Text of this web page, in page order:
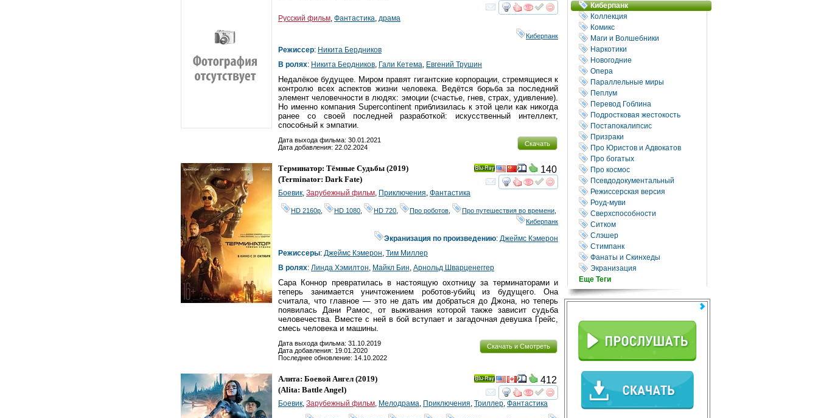
Киберпанк
Коллекция
Комикс
Маги и Волшебники
Наркотики
Новогодние
Опера
Параллельные миры
Пеплум
Перевод Гоблина
Подростковая жестокость
Постапокалипсис
Призраки
Про Юристов и Адвокатов
Про богатых
Про космос
Псевдодокументальный
Режиссерская версия
Роуд-муви
Сверхспособности
Ситком
Слэшер
Стимпанк
Фанаты и Скинхеды
Экранизация
Еще Теги
смотретьинтересует
Русский фильм, Фантастика, драма
Киберпанк
Режиссер: Никита Бердников
В ролях: Никита Бердников, Гали Кетема, Евгений Трушин
Недалёкое будущее. Миром правят гигантские корпорации, стремящиеся к
контролю всех аспектов жизни человека. Ведётся борьба за последний
элемент человечности в людях: эмоции (счастье, гнев, страх, удивление).
Но именно компания Supercontinent приблизилась к этой цели как никогда
ранее со своей последней разработкой: искусственный интеллект,
способный к эмпатии.
Скачать
Дата выхода фильма: 30.01.2021
Дата добавления: 22.02.2024
смотретьинтересует
Ray
140
Терминатор: Тёмные Судьбы (2019)
(Terminator: Dark Fate)
Боевик, Зарубежный фильм, Приключения, Фантастика
HD 2160р HD 1080 HD 720 Про роботов Про путешествия во времени
Киберпанк
Экранизация по произведению: Джеймс Кэмерон
Режиссеры: Джеймс Кэмерон, Тим Миллер
В ролях: Линда Хэмилтон, Майкл Бин, Арнольд Шварценеггер
Сара Коннор превратилась в настоящую охотницу за терминаторами и
теперь занимается уничтожением роботов-убийц из будущего. Она
считала, что главное — это не дать им добраться до Джона, но теперь
появилась Дани Рамос, от выживания которой также зависит судьба
человечества. Вместе с ней в бой вступает и загадочная девушка Грейс,
смесь человека и машины.
Скачать и Смотреть
Дата выхода фильма: 31.10.2019
Дата добавления: 19.01.2020
Последнее обновление: 14.10.2022
смотретьинтересует
Ray
412
Алита: Боевой Ангел (2019)
(Alita: Battle Angel)
Боевик, Зарубежный фильм, Мелодрама, Приключения, Триллер, Фантастика